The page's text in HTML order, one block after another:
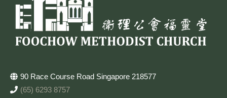
90 Race Course Road Singapore 218577
(65) 6293 8757